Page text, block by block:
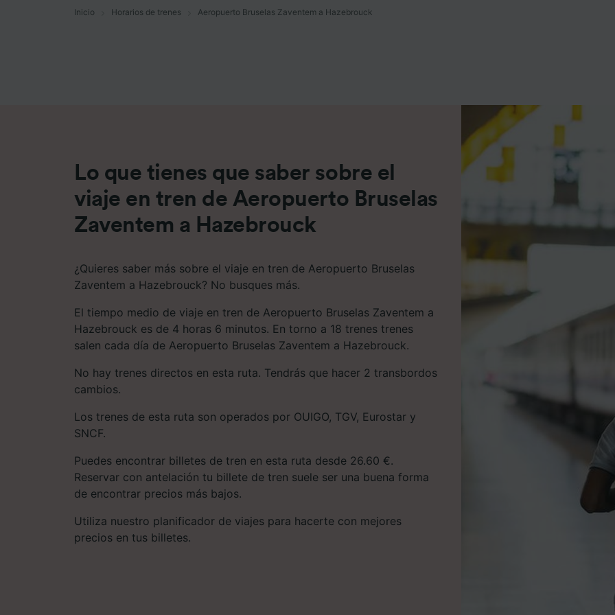
Inicio Horarios de trenes Aeropuerto Bruselas Zaventem a Hazebrouck
Lo que tienes que saber sobre el
viaje en tren de Aeropuerto Bruselas
Zaventem a Hazebrouck
¿Quieres saber más sobre el viaje en tren de Aeropuerto Bruselas
Zaventem a Hazebrouck? No busques más.
El tiempo medio de viaje en tren de Aeropuerto Bruselas Zaventem a
Hazebrouck es de 4 horas 6 minutos. En torno a 18 trenes trenes
salen cada día de Aeropuerto Bruselas Zaventem a Hazebrouck.
No hay trenes directos en esta ruta. Tendrás que hacer 2 transbordos
cambios.
Los trenes de esta ruta son operados por OUIGO, TGV, Eurostar y
SNCF.
Puedes encontrar billetes de tren en esta ruta desde 26.60 €.
Reservar con antelación tu billete de tren suele ser una buena forma
de encontrar precios más bajos.
Utiliza nuestro planificador de viajes para hacerte con mejores
precios en tus billetes.
Lista de asociados (proveedores)